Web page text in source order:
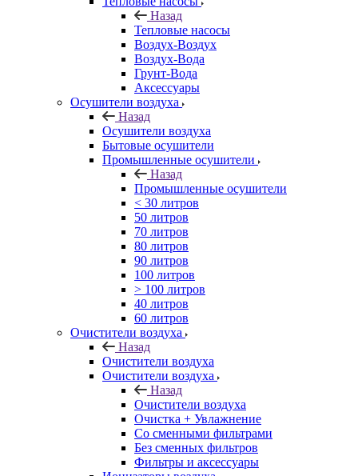
Назад
Тепловые насосы
Воздух-Воздух
Воздух-Вода
Грунт-Вода
Аксессуары
Осушители воздуха
Назад
Осушители воздуха
Бытовые осушители
Промышленные осушители
Назад
Промышленные осушители
< 30 литров
50 литров
70 литров
80 литров
90 литров
100 литров
> 100 литров
40 литров
60 литров
Очистители воздуха
Назад
Очистители воздуха
Очистители воздуха
Назад
Очистители воздуха
Очистка + Увлажнение
Cо сменными фильтрами
Без сменных фильтров
Фильтры и аксессуары